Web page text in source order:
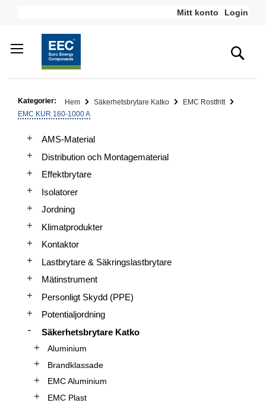
Mitt konto Login
Kategorier: Hem Säkerhetsbrytare Katko
EMC Rostfritt
EMC KUR 160-1000 A
AMS-Material
Distribution och Montagematerial
Effektbrytare
Isolatorer
Jordning
Klimatprodukter
Kontaktor
Lastbrytare & Säkringslastbrytare
Mätinstrument
Personligt Skydd (PPE)
Potentialjordning
Säkerhetsbrytare Katko
Aluminium
Brandklassade
EMC Aluminium
EMC Plast